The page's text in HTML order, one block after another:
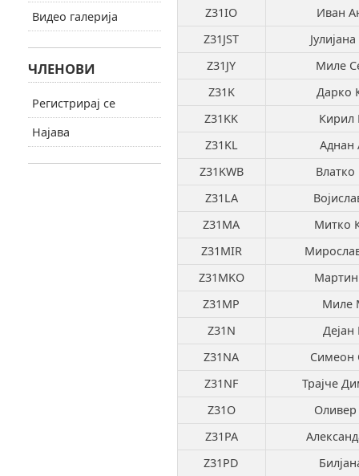
Z31IO
Иван
Z31JST
Z31JY
Миле
Z31K
Дарко
Z31KK
Кирил
Z31KL
Аднан
Z31KWB
Влатко
Z31LA
Z31MA
Митко
Z31MIR
Z31MKO
Z31MP
Миле
Z31N
Z31NA
Симеон
Z31NF
Трајче
Z31O
Z31PA
Z31PD
Видео галерија
ЧЛЕНОВИ
Регистрирај се
Најава